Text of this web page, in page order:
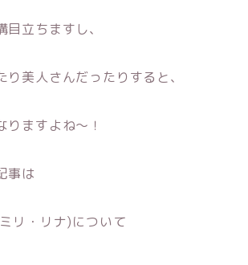
立ちますし、
り美人さんだったりすると、
りますよね〜！
事は
リ・リナ)について